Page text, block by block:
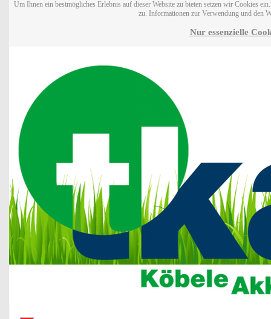
Um Ihnen ein bestmögliches Erlebnis auf dieser Website zu bieten setzen wir Cookies
zu. Informationen zur Verwendung und den
Nur essenzielle